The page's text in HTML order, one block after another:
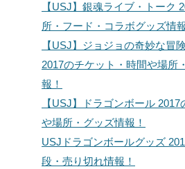
【USJ】銀魂ライブ・トーク
所・フード・コラボグッズ情
【USJ】ジョジョの奇妙な冒
2017のチケット・時間や場所
報！
【USJ】ドラゴンボール
や場所・グッズ情報！
USJドラゴンボールグッズ
段・売り切れ情報！